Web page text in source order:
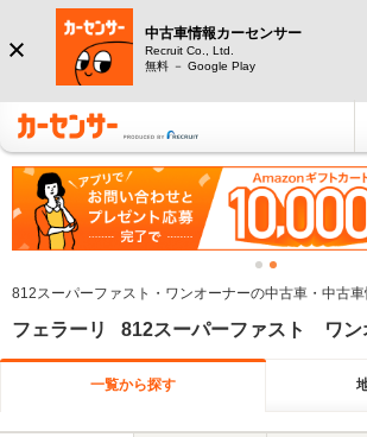
中古車情報カーセンサー
Recruit Co., Ltd.
無料 － Google Play
812スーパーファスト・ワンオーナーの中古車・中古車
一覧から探す